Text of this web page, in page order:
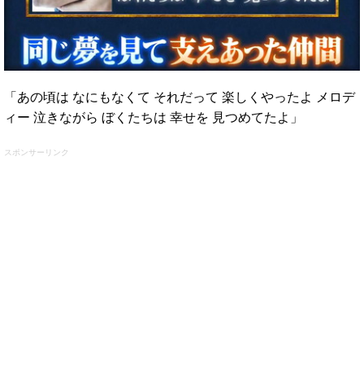
「あの頃は なにもなくて それだって 楽しくやったよ メロデ
ィー 泣きながら ぼくたちは 幸せを 見つめてたよ」
スポンサーリンク